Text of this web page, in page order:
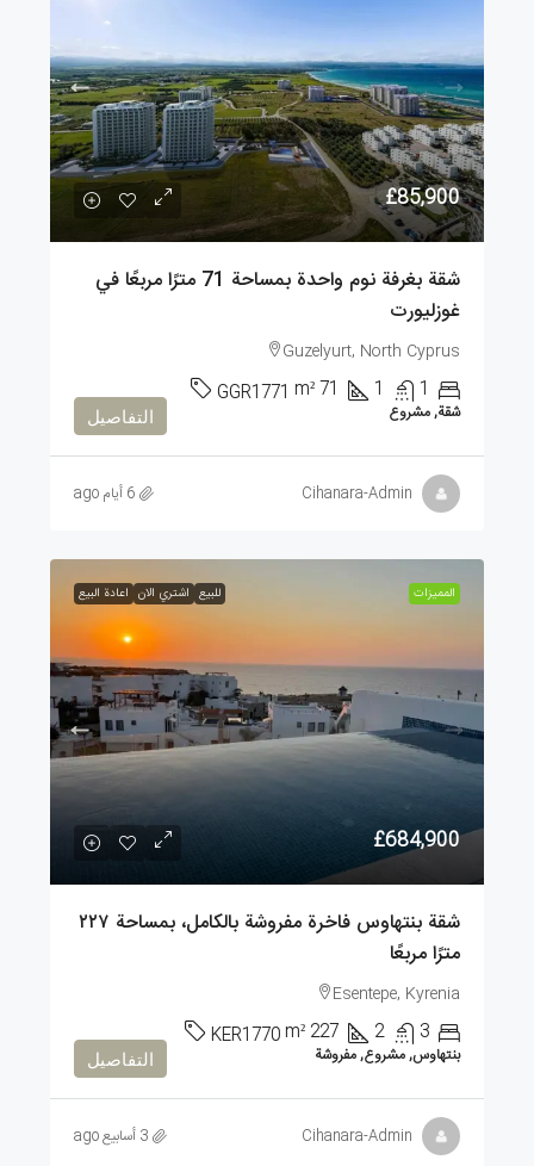
£85,900
شقة بغرفة نوم واحدة بمساحة 71 مترًا مربعًا في
غوزليورت
Guzelyurt, North Cyprus
1
1
71
m²
GGR1771
شقة, مشروع التفاصيل
Cihanara-Admin 6 أيام ago
الممیزات للبيع اشتري الان اعادة البيع
£684,900
شقة بنتهاوس فاخرة مفروشة بالكامل، بمساحة ٢٢٧
مترًا مربعًا
Esentepe, Kyrenia
3
2
227
m²
KER1770
بنتهاوس, مشروع, مفروشة التفاصيل
Cihanara-Admin 3 أسابيع ago